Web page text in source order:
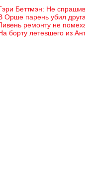
Беттмэн: Не
Орше парень убил
ремонту не
борту летевшего из